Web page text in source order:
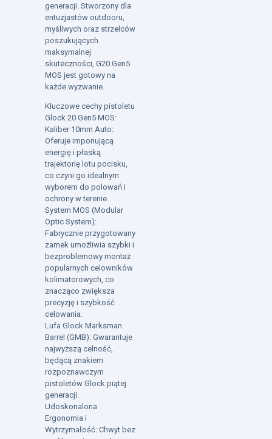
generacji. Stworzony dla
entuzjastów outdooru,
myśliwych oraz strzelców
poszukujących
maksymalnej
skuteczności, G20 Gen5
MOS jest gotowy na
każde wyzwanie.
Kluczowe cechy pistoletu
Glock 20 Gen5 MOS:
Kaliber 10mm Auto:
Oferuje imponującą
energię i płaską
trajektorię lotu pocisku,
co czyni go idealnym
wyborem do polowań i
ochrony w terenie.
System MOS (Modular
Optic System):
Fabrycznie przygotowany
zamek umożliwia szybki i
bezproblemowy montaż
popularnych celowników
kolimatorowych, co
znacząco zwiększa
precyzję i szybkość
celowania.
Lufa Glock Marksman
Barrel (GMB): Gwarantuje
najwyższą celność,
będącą znakiem
rozpoznawczym
pistoletów Glock piątej
generacji.
Udoskonalona
Ergonomia i
Wytrzymałość: Chwyt bez